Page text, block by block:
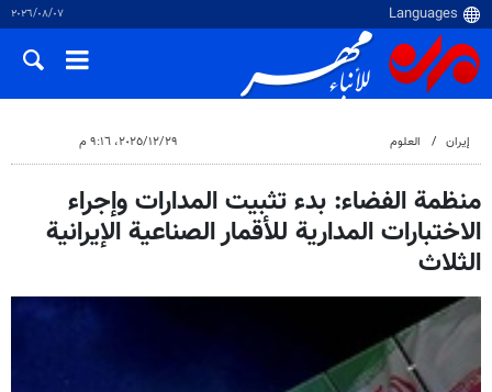
٠٧‏/٠٨‏/٢٠٢٦
إيران العلوم ٢٩‏/١٢‏/٢٠٢٥، ٩:١٦ م
منظمة الفضاء: بدء تثبيت المدارات وإجراء
الاختبارات المدارية للأقمار الصناعية الإيرانية
الثلاث